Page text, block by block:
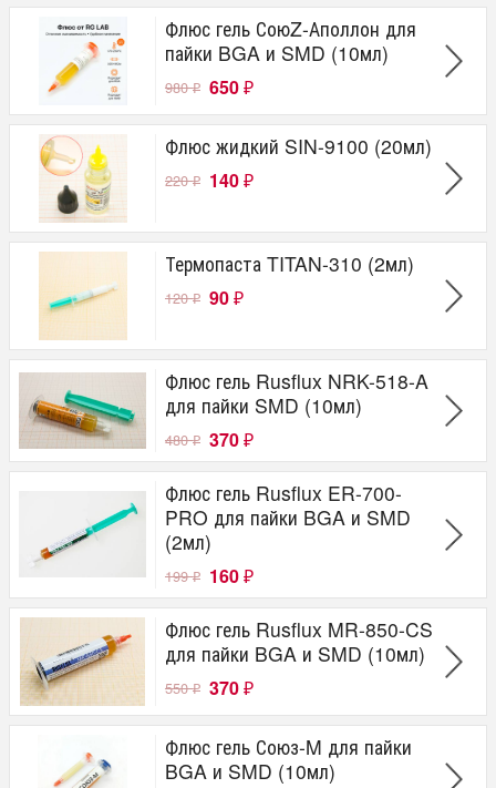
Флюс гель СоюZ-Аполлон для
пайки BGA и SMD (10мл)
980₽ 650 ₽
Флюс жидкий SIN-9100 (20мл)
220₽ 140 ₽
Термопаста TITAN-310 (2мл)
120₽ 90 ₽
Флюс гель Rusflux NRK-518-A
для пайки SMD (10мл)
480₽ 370 ₽
Флюс гель Rusflux ER-700-
PRO для пайки BGA и SMD
(2мл)
199₽ 160 ₽
Флюс гель Rusflux MR-850-CS
для пайки BGA и SMD (10мл)
550₽ 370 ₽
Флюс гель Союз-M для пайки
BGA и SMD (10мл)